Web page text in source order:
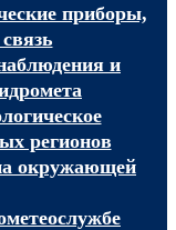
приборы,
и
регионов
окружающей